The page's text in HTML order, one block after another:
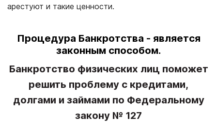
арестуют и такие ценности.
Процедура Банкротства - является
законным способом.
Банкротство физических лиц поможет
решить проблему с кредитами,
долгами и займами по Федеральному
закону № 127